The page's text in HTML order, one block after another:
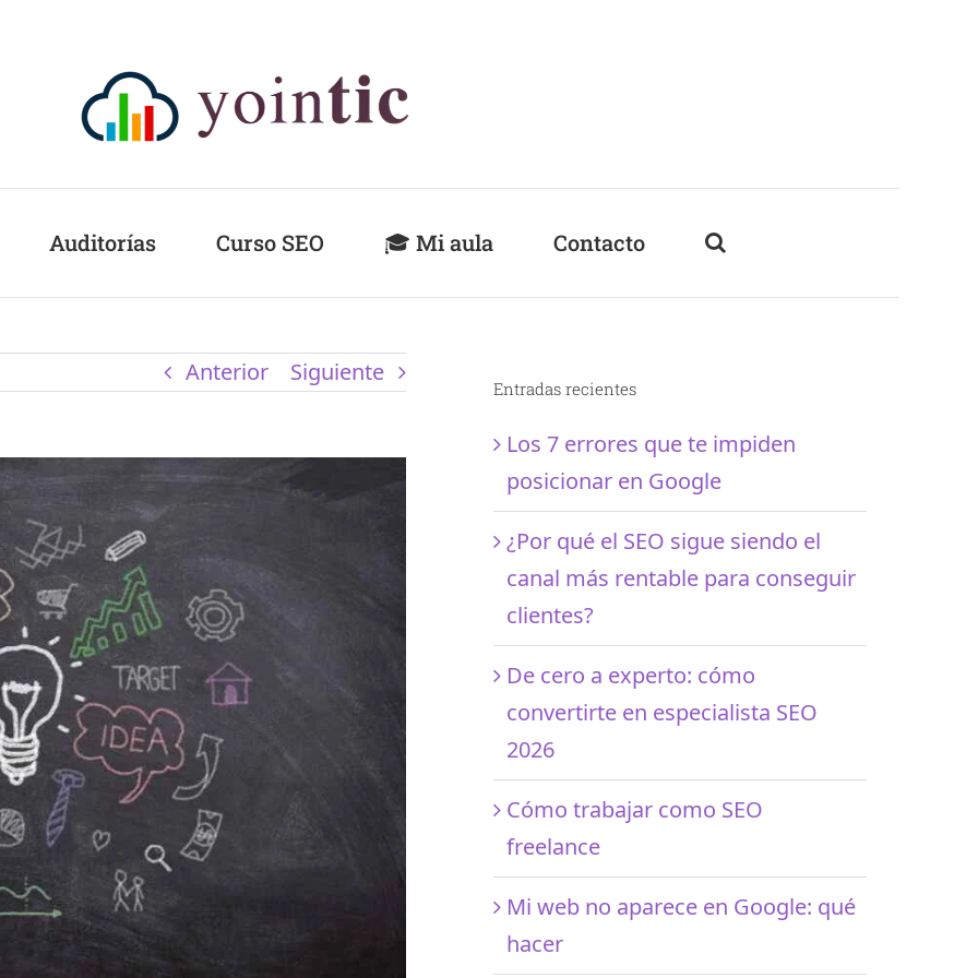
Auditorías Curso SEO 🎓 Mi aula Contacto
Anterior Siguiente
Entradas recientes
Los 7 errores que te impiden
posicionar en Google
¿Por qué el SEO sigue siendo el
canal más rentable para conseguir
clientes?
De cero a experto: cómo
convertirte en especialista SEO
2026
Cómo trabajar como SEO
freelance
Mi web no aparece en Google: qué
hacer